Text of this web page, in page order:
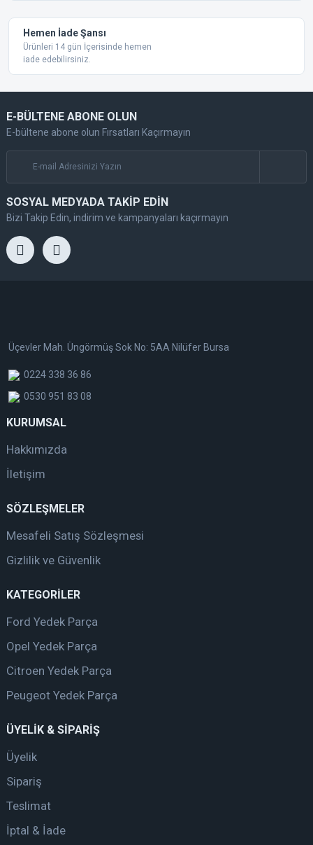
Hemen İade Şansı
Ürünleri 14 gün İçerisinde hemen
iade edebilirsiniz.
E-BÜLTENE ABONE OLUN
E-bültene abone olun Fırsatları Kaçırmayın
SOSYAL MEDYADA TAKİP EDİN
Bizi Takip Edin, indirim ve kampanyaları kaçırmayın
Üçevler Mah. Üngörmüş Sok No: 5AA Nilüfer Bursa
0224 338 36 86
0530 951 83 08
KURUMSAL
Hakkımızda
İletişim
SÖZLEŞMELER
Mesafeli Satış Sözleşmesi
Gizlilik ve Güvenlik
KATEGORİLER
Ford Yedek Parça
Opel Yedek Parça
Citroen Yedek Parça
Peugeot Yedek Parça
ÜYELİK & SİPARİŞ
Üyelik
Sipariş
Teslimat
İptal & İade